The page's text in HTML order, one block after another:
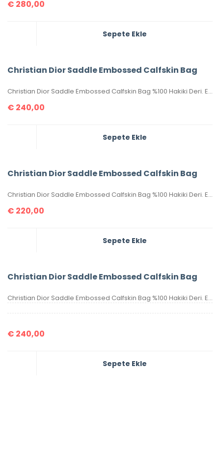
€ 280,00
Sepete Ekle
Christian Dior Saddle Embossed Calfskin Bag
Christian Dior Saddle Embossed Calfskin Bag %100 Hakiki Deri. Elde, kolda veya omuzda taşımaya uygundur. Yüksek kalite, işçilikli, tamamen birebir üründür.Seri numaralıdır.Ebatı 25x20x6 cm dir. Kutulu, toz torbalı, sertifikalıdır.
€ 240,00
Sepete Ekle
Christian Dior Saddle Embossed Calfskin Bag
Christian Dior Saddle Embossed Calfskin Bag %100 Hakiki Deri. Elde, kolda veya omuzda taşımaya uygundur. Yüksek kalite, işçilikli, tamamen birebir üründür.Seri numaralıdır.Ebatı 25x20x6 cm dir. Kutulu, toz torbalı, sertifikalıdır.
€ 220,00
Sepete Ekle
Christian Dior Saddle Embossed Calfskin Bag
Christian Dior Saddle Embossed Calfskin Bag %100 Hakiki Deri. Elde, kolda veya omuzda taşımaya uygundur. Yüksek kalite, işçilikli, tamamen birebir üründür.Seri numaralıdır.Ebatı 25x20x6 cm dir. Kutulu, toz torbalı, sertifikalıdır.
€ 240,00
Sepete Ekle